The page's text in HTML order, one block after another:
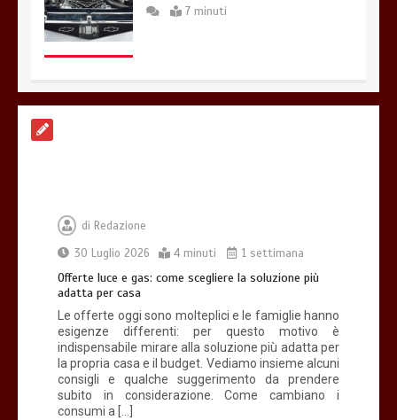
7 minuti
quando richiederle
di Redazione
30 Luglio 2026
4 minuti 1 settimana
Offerte luce e gas: come scegliere la soluzione più
adatta per casa
Le offerte oggi sono molteplici e le famiglie hanno
esigenze differenti: per questo motivo è
indispensabile mirare alla soluzione più adatta per
la propria casa e il budget. Vediamo insieme alcuni
consigli e qualche suggerimento da prendere
subito in considerazione. Come cambiano i
consumi a […]